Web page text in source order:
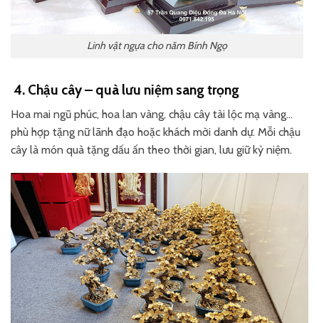
Linh vật ngựa cho năm Bính Ngọ
4. Chậu cây – quà lưu niệm sang trọng
Hoa mai ngũ phúc, hoa lan vàng, chậu cây tài lộc mạ vàng…
phù hợp tặng nữ lãnh đạo hoặc khách mời danh dự. Mỗi chậu
cây là món quà tặng dấu ấn theo thời gian, lưu giữ kỷ niệm.